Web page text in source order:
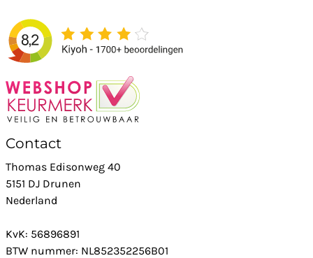
Contact
Thomas Edisonweg 40
5151 DJ Drunen
Nederland
KvK: 56896891
BTW nummer: NL852352256B01